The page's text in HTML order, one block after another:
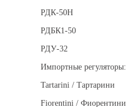
РДК-50Н
РДБК1-50
РДУ-32
Импортные регуляторы:
Tartarini / Тартарини
Fiorentini / Фиорентини